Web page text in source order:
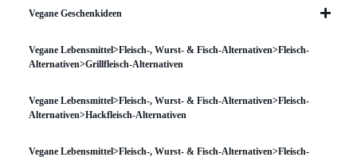
Vegane Geschenkideen
Vegane Lebensmittel>Fleisch-, Wurst- & Fisch-Alternativen>Fleisch-
Alternativen>Grillfleisch-Alternativen
Vegane Lebensmittel>Fleisch-, Wurst- & Fisch-Alternativen>Fleisch-
Alternativen>Hackfleisch-Alternativen
Vegane Lebensmittel>Fleisch-, Wurst- & Fisch-Alternativen>Fleisch-